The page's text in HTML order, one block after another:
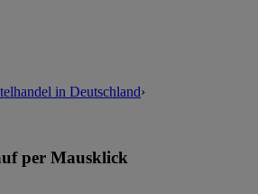
in Deutschland›
per Mausklick